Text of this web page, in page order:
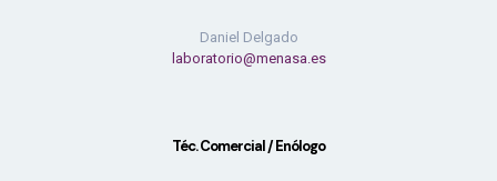
Daniel Delgado
laboratorio@menasa.es
Téc. Comercial / Enólogo